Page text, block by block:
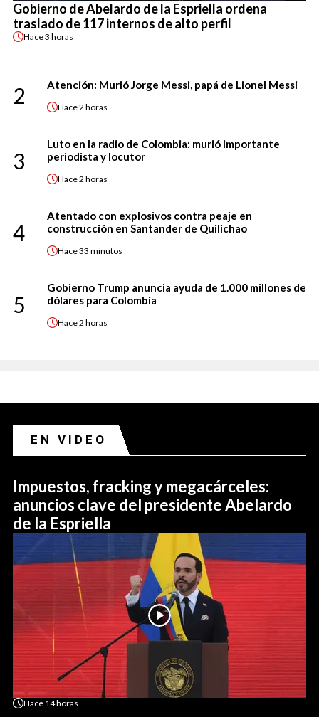
Gobierno de Abelardo de la Espriella ordena
traslado de 117 internos de alto perfil
Hace3 horas
2 Atención: Murió Jorge Messi, papá de Lionel Messi
Hace2 horas
3
Luto en la radio de Colombia: murió importante
periodista y locutor
Hace2 horas
4
Atentado con explosivos contra peaje en
construcción en Santander de Quilichao
Hace33 minutos
5
Gobierno Trump anuncia ayuda de 1.000 millones de
dólares para Colombia
Hace2 horas
EN VIDEO
Impuestos, fracking y megacárceles:
anuncios clave del presidente Abelardo
de la Espriella
Hace 14 horas